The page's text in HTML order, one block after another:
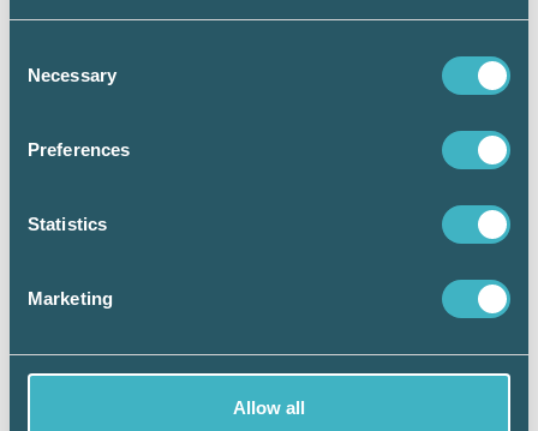
Selection
Necessary
Preferences
Statistics
Marketing
Allow all
Att träna och tävla med hästarna är Cecilia Lööfs